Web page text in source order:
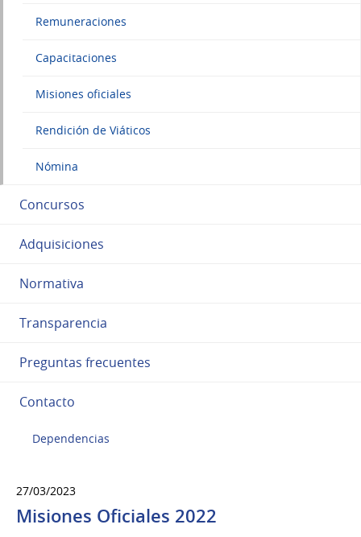
Remuneraciones
Capacitaciones
Misiones oficiales
Rendición de Viáticos
Nómina
Concursos
Adquisiciones
Normativa
Transparencia
Preguntas frecuentes
Contacto
Dependencias
27/03/2023
Misiones Oficiales 2022